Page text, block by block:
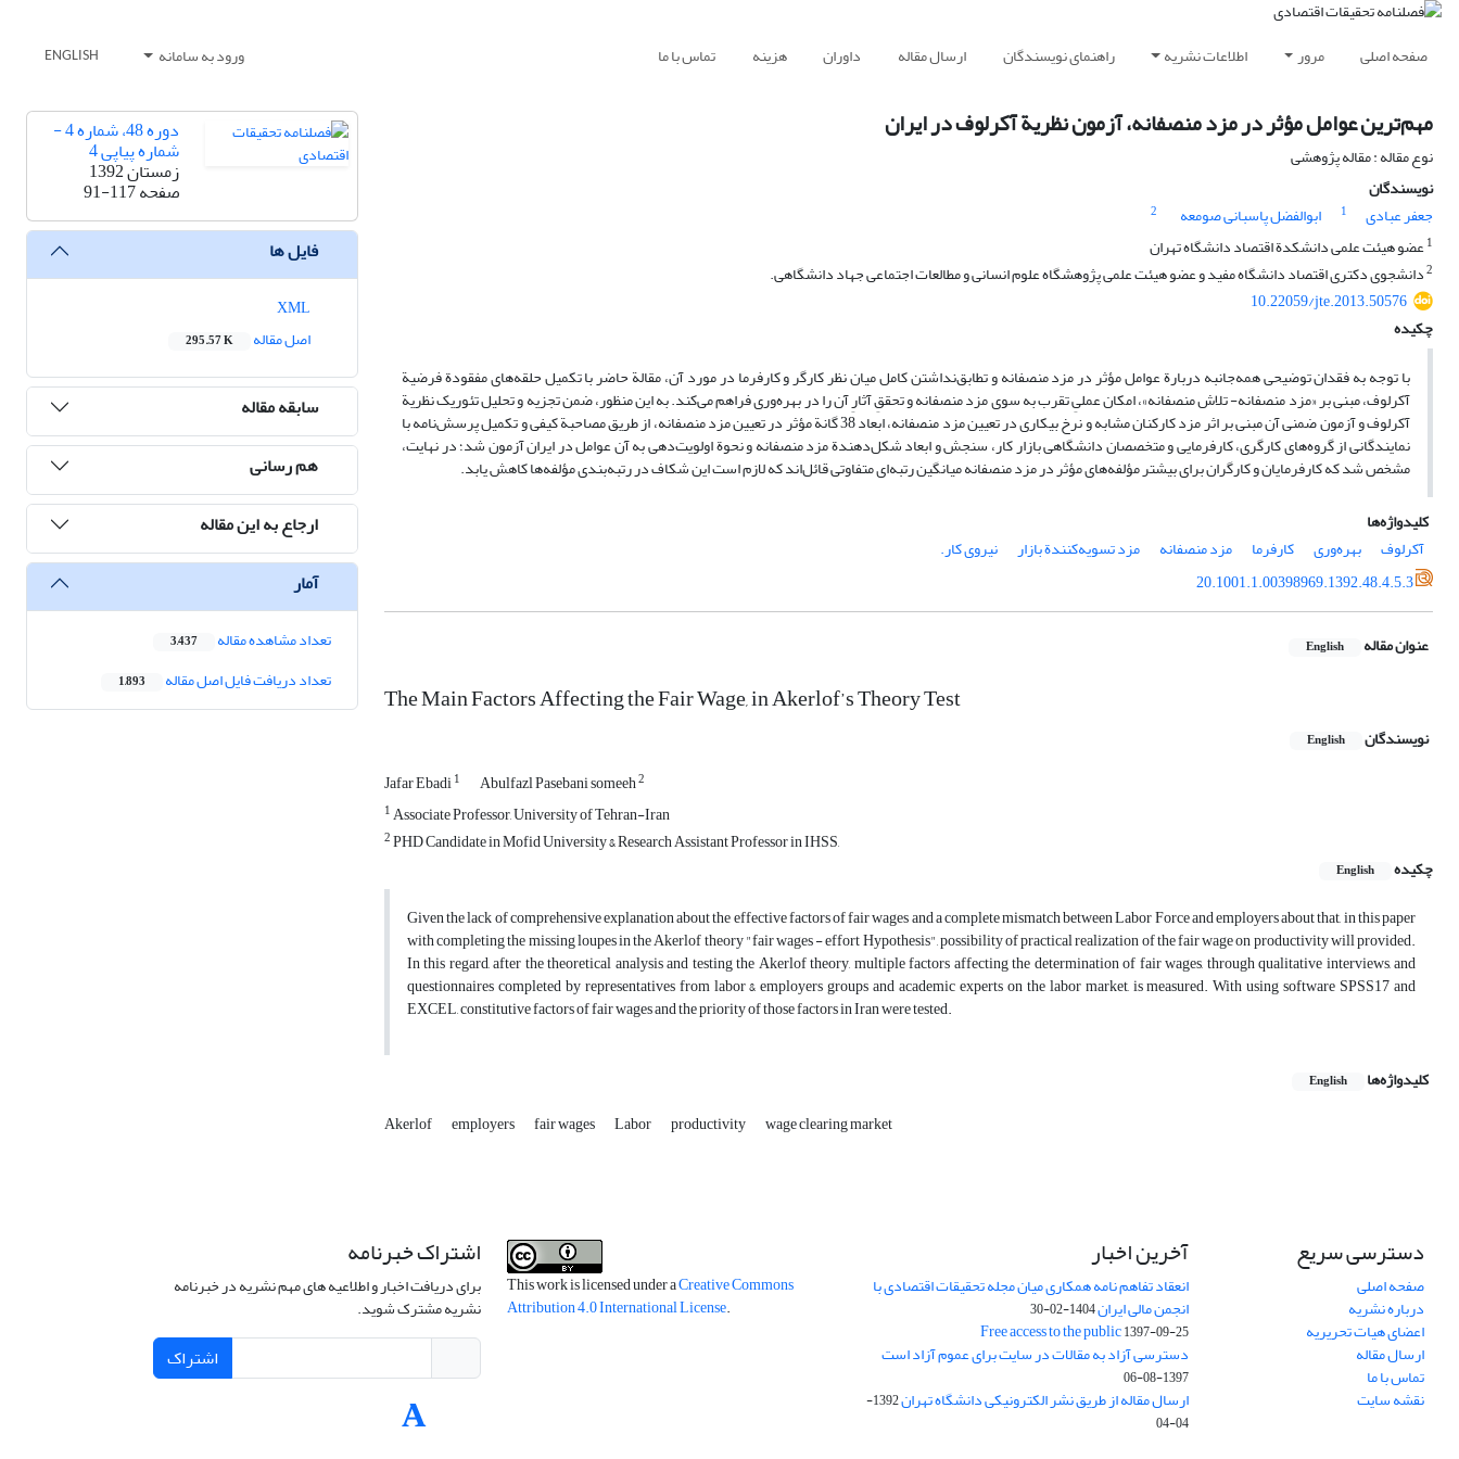
صفحه اصلی مرور اطلاعات نشریه راهنمای نویسندگان ارسال مقاله داوران هزینه تماس با ما ورود به سامانه ENGLISH
مهم‌ترین عوامل مؤثر در مزد منصفانه، آزمون نظریة آکرلوف در ایران
نوع مقاله : مقاله پژوهشی
نویسندگان
جعفر عبادی
1 ابوالفضل پاسبانی صومعه
2
1عضو هیئت علمی دانشکدة اقتصاد دانشگاه تهران
2دانشجوی دکتری اقتصاد دانشگاه مفید و عضو هیئت علمی پژوهشگاه علوم انسانی و مطالعات اجتماعی جهاد دانشگاهی.
10.22059/jte.2013.50576
چکیده
با توجه به فقدان توضیحی همه‌جانبه دربارة عوامل مؤثر در مزد منصفانه و تطابق‌نداشتن کامل میان نظر کارگر و کارفرما در مورد آن، مقالة حاضر با تکمیل حلقه‌های مفقودة فرضیة
آکرلوف، مبنی بر «مزد منصفانه- تلاش منصفانه»، امکان عملیِ تقرب به سوی مزد منصفانه و تحققِ آثارِ آن را در بهره‌وری فراهم می‌کند. به این منظور، ضمن تجزیه و تحلیل تئوریک نظریة
آکرلوف و آزمون ضمنی آن مبنی بر اثر مزد کارکنان مشابه و نرخ بیکاری در تعیین مزد منصفانه، ابعاد 38 گانة مؤثر در تعیین مزد منصفانه، از طریق مصاحبة کیفی و تکمیل پرسش‌نامه با
نمایندگانی از گروه‌های کارگری، کارفرمایی و متخصصان دانشگاهی بازار کار، سنجش و ابعاد شکل‌دهندة مزد منصفانه و نحوة اولویت‌دهی به آن عوامل در ایران آزمون شد؛ در نهایت،
مشخص شد که کارفرمایان و کارگران برای بیشتر مؤلفه‌های مؤثر در مزد منصفانه میانگین رتبه‌ای متفاوتی قائل‌اند که لازم است این شکاف در رتبه‌‌بندی مؤلفه‌ها کاهش یابد.
کلیدواژه‌ها
آکرلوف
بهره‌وری کارفرما مزد منصفانه مزد تسویه‌کنندة بازار
نیروی کار.
20.1001.1.00398969.1392.48.4.5.3
عنوان مقاله English
The Main Factors Affecting the Fair Wage, in Akerlof’s Theory Test
نویسندگان English
Jafar Ebadi1 Abulfazl Pasebani someeh2
1Associate Professor, University of Tehran-Iran
2PHD Candidate in Mofid University & Research Assistant Professor in IHSS,
چکیده
English
Given the lack of comprehensive explanation about the effective factors of fair wages and a complete mismatch between Labor Force and employers about that, in this paper
with completing the missing loupes in the Akerlof theory "fair wages - effort Hypothesis", possibility of practical realization of the fair wage on productivity will provided.
In this regard, after the theoretical analysis and testing the Akerlof theory, multiple factors affecting the determination of fair wages, through qualitative interviews, and
questionnaires completed by representatives from labor & employers groups and academic experts on the labor market, is measured. With using software SPSS17 and
EXCEL, constitutive factors of fair wages and the priority of those factors in Iran were tested.
کلیدواژه‌ها English
Akerlof employers fair wages Labor productivity wage clearing market
دوره 48، شماره 4 -
شماره پیاپی 4
زمستان 1392
صفحه91-117
فایل ها
اصل مقاله
295.57 K
سابقه مقاله
هم رسانی
ارجاع به این مقاله
آمار
تعداد مشاهده مقاله 3,437
تعداد دریافت فایل اصل مقاله 1,893
دسترسی سریع
صفحه اصلی
درباره نشریه
اعضای هیات تحریریه
ارسال مقاله
تماس با ما
نقشه سایت
آخرین اخبار
انعقاد تفاهم نامه همکاری میان مجله تحقیقات اقتصادی با
انجمن مالی ایران1404-02-30
Free access to the public1397-09-25
دسترسی آزاد به مقالات در سایت برای عموم آزاد است
1397-08-06
ارسال مقاله از طریق نشر الکترونیکی دانشگاه تهران
1392-
04-04
This work is licensed under aCreative Commons
Attribution 4.0 International License.
اشتراک خبرنامه
برای دریافت اخبار و اطلاعیه های مهم نشریه در خبرنامه
نشریه مشترک شوید.
اشتراک